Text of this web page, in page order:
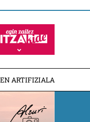
ARTIFIZIALA